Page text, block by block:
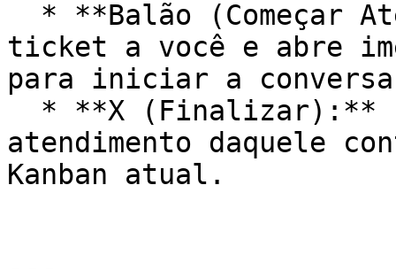
ticket a você e abre
para iniciar a
atendimento daquele
Kanban atual.